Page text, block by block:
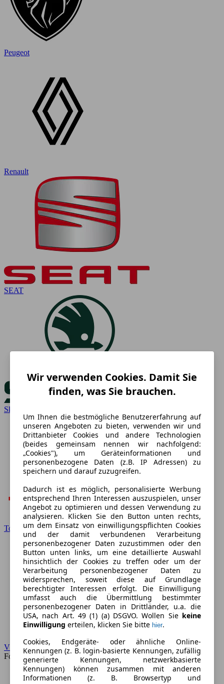
Peugeot
Renault
SEAT
Skoda
Toyota
VW
Forum
Wir verwenden Cookies. Damit Sie
finden, was Sie brauchen.
Um Ihnen die bestmögliche Benutzererfahrung auf
unseren Angeboten zu bieten, verwenden wir und
Drittanbieter Cookies und andere Technologien
(beides gemeinsam nennen wir nachfolgend:
„Cookies"), um Geräteinformationen und
personenbezogene Daten (z.B. IP Adressen) zu
speichern und darauf zuzugreifen.
Dadurch ist es möglich, personalisierte Werbung
entsprechend Ihren Interessen auszuspielen, unser
Angebot zu optimieren und dessen Verwendung zu
analysieren. Klicken Sie den Button unten rechts,
um dem Einsatz von einwilligungspflichten Cookies
und der damit verbundenen Verarbeitung
personenbezogener Daten zuzustimmen oder den
Button unten links, um eine detaillierte Auswahl
hinsichtlich der Cookies zu treffen oder um der
Verarbeitung personenbezogener Daten zu
widersprechen, soweit diese auf Grundlage
berechtigter Interessen erfolgt. Die Einwilligung
umfasst auch die Übermittlung bestimmter
personenbezogener Daten in Drittländer, u.a. die
USA, nach Art. 49 (1) (a) DSGVO. Wollen Sie keine
Einwilligung erteilen, klicken Sie bitte hier.
Cookies, Endgeräte- oder ähnliche Online-
Kennungen (z. B. login-basierte Kennungen, zufällig
generierte Kennungen, netzwerkbasierte
Kennungen) können zusammen mit anderen
Informationen (z. B. Browsertyp und